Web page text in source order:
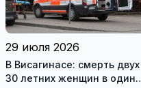
29 июля 2026
В Висагинасе: смерть двух
30 летних женщин в один